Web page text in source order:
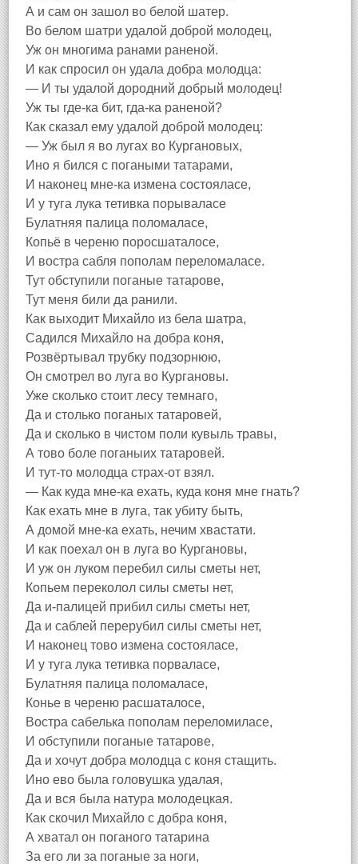
А и сам он зашол во белой шатер.
Во белом шатри удалой доброй молодец,
Уж он многима ранами раненой.
И как спросил он удала добра молодца:
— И ты удалой дородний добрый молодец!
Уж ты где-ка бит, гда-ка раненой?
Как сказал ему удалой доброй молодец:
— Уж был я во лугах во Кургановых,
Ино я бился с погаными татарами,
И наконец мне-ка измена состояласе,
И у туга лука тетивка порываласе
Булатняя палица поломаласе,
Копьё в череню поросшаталосе,
И востра сабля пополам переломаласе.
Тут обступили поганые татарове,
Тут меня били да ранили.
Как выходит Михайло из бела шатра,
Садился Михайло на добра коня,
Розвёртывал трубку подзорнюю,
Он смотрел во луга во Кургановы.
Уже сколько стоит лесу темнаго,
Да и столько поганых татаровей,
Да и сколько в чистом поли кувыль травы,
А тово боле поганыих татаровей.
И тут-то молодца страх-от взял.
— Как куда мне-ка ехать, куда коня мне гнать?
Как ехать мне в луга, так убиту быть,
А домой мне-ка ехать, нечим хвастати.
И как поехал он в луга во Кургановы,
И уж он луком перебил силы сметы нет,
Копьем переколол силы сметы нет,
Да и-палицей прибил силы сметы нет,
Да и саблей перерубил силы сметы нет,
И наконец тово измена состояласе,
И у туга лука тетивка порваласе,
Булатняя палица поломаласе,
Конье в череню расшаталосе,
Востра сабелька пополам переломиласе,
И обступили поганые татарове,
Да и хочут добра молодца с коня стащить.
Ино ево была головушка удалая,
Да и вся была натура молодецкая.
Как скочил Михайло с добра коня,
А хватал он поганого татарина
За его ли за поганые за ноги,